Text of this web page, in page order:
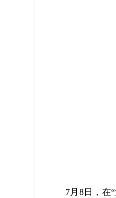
7月8日，在